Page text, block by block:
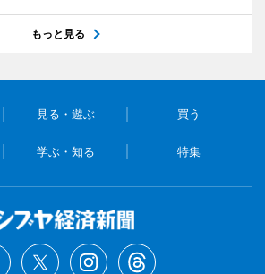
もっと見る
見る・遊ぶ 買う
学ぶ・知る 特集